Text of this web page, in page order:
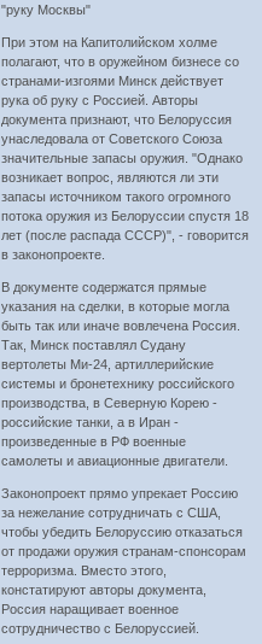
"руку Москвы"
При этом на Капитолийском холме
полагают, что в оружейном бизнесе со
странами-изгоями Минск действует
рука об руку с Россией. Авторы
документа признают, что Белоруссия
унаследовала от Советского Союза
значительные запасы оружия. "Однако
возникает вопрос, являются ли эти
запасы источником такого огромного
потока оружия из Белоруссии спустя 18
лет (после распада СССР)", - говорится
в законопроекте.
В документе содержатся прямые
указания на сделки, в которые могла
быть так или иначе вовлечена Россия.
Так, Минск поставлял Судану
вертолеты Ми-24, артиллерийские
системы и бронетехнику российского
производства, в Северную Корею -
российские танки, а в Иран -
произведенные в РФ военные
самолеты и авиационные двигатели.
Законопроект прямо упрекает Россию
за нежелание сотрудничать с США,
чтобы убедить Белоруссию отказаться
от продажи оружия странам-спонсорам
терроризма. Вместо этого,
констатируют авторы документа,
Россия наращивает военное
сотрудничество с Белоруссией.